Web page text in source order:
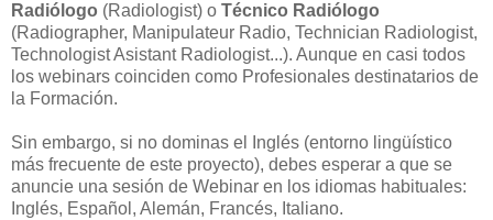
Radiólogo (Radiologist) o Técnico Radiólogo
(Radiographer, Manipulateur Radio, Technician Radiologist,
Technologist Asistant Radiologist...). Aunque en casi todos
los webinars coinciden como Profesionales destinatarios de
la Formación.
Sin embargo, si no dominas el Inglés (entorno lingüístico
más frecuente de este proyecto), debes esperar a que se
anuncie una sesión de Webinar en los idiomas habituales:
Inglés, Español, Alemán, Francés, Italiano.